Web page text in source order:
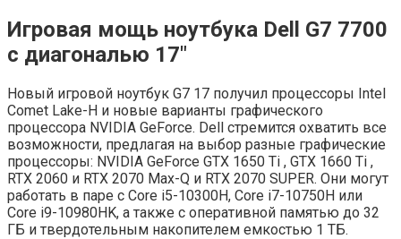
Игровая мощь ноутбука Dell G7 7700
с диагональю 17″
Новый игровой ноутбук G7 17 получил процессоры Intel
Comet Lake-H и новые варианты графического
процессора NVIDIA GeForce. Dell стремится охватить все
возможности, предлагая на выбор разные графические
процессоры: NVIDIA GeForce GTX 1650 Ti , GTX 1660 Ti ,
RTX 2060 и RTX 2070 Max-Q и RTX 2070 SUPER. Они могут
работать в паре с Core i5-10300H, Core i7-10750H или
Core i9-10980HK, а также с оперативной памятью до 32
ГБ и твердотельным накопителем емкостью 1 ТБ.